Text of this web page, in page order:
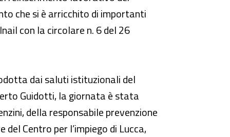
che si è arricchito di importanti
con la circolare n. 6 del 26
dai saluti istituzionali del
Guidotti, la giornata è stata
della responsabile prevenzione
Centro per l’impiego di Lucca,